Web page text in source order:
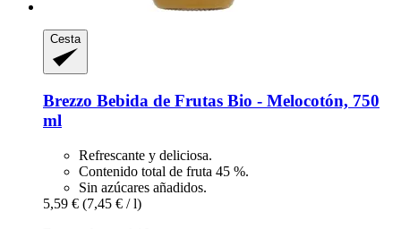
Cesta
Brezzo Bebida de Frutas Bio -​ Melocotón, 750
ml
Refrescante y deliciosa.
Contenido total de fruta 45 %.
Sin azúcares añadidos.
5,59 € (7,45 € / l)